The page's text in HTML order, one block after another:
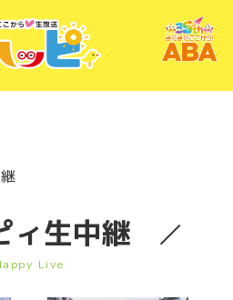
ィ生中継
Live